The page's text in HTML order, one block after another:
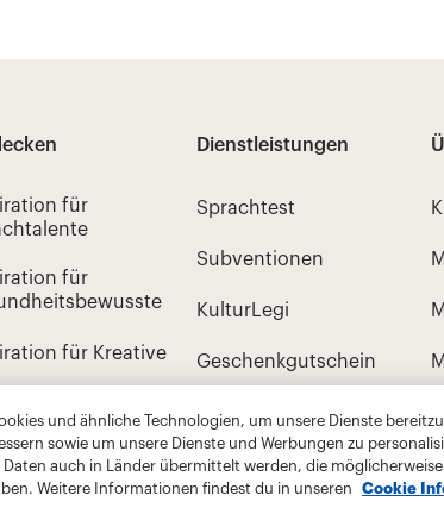
und ähnliche Technologien, um unsere Dienste
sowie um unsere Dienste und Werbungen zu
auch in Länder übermittelt werden, die möglicherweise
Weitere Informationen findest du in unseren
Cookie